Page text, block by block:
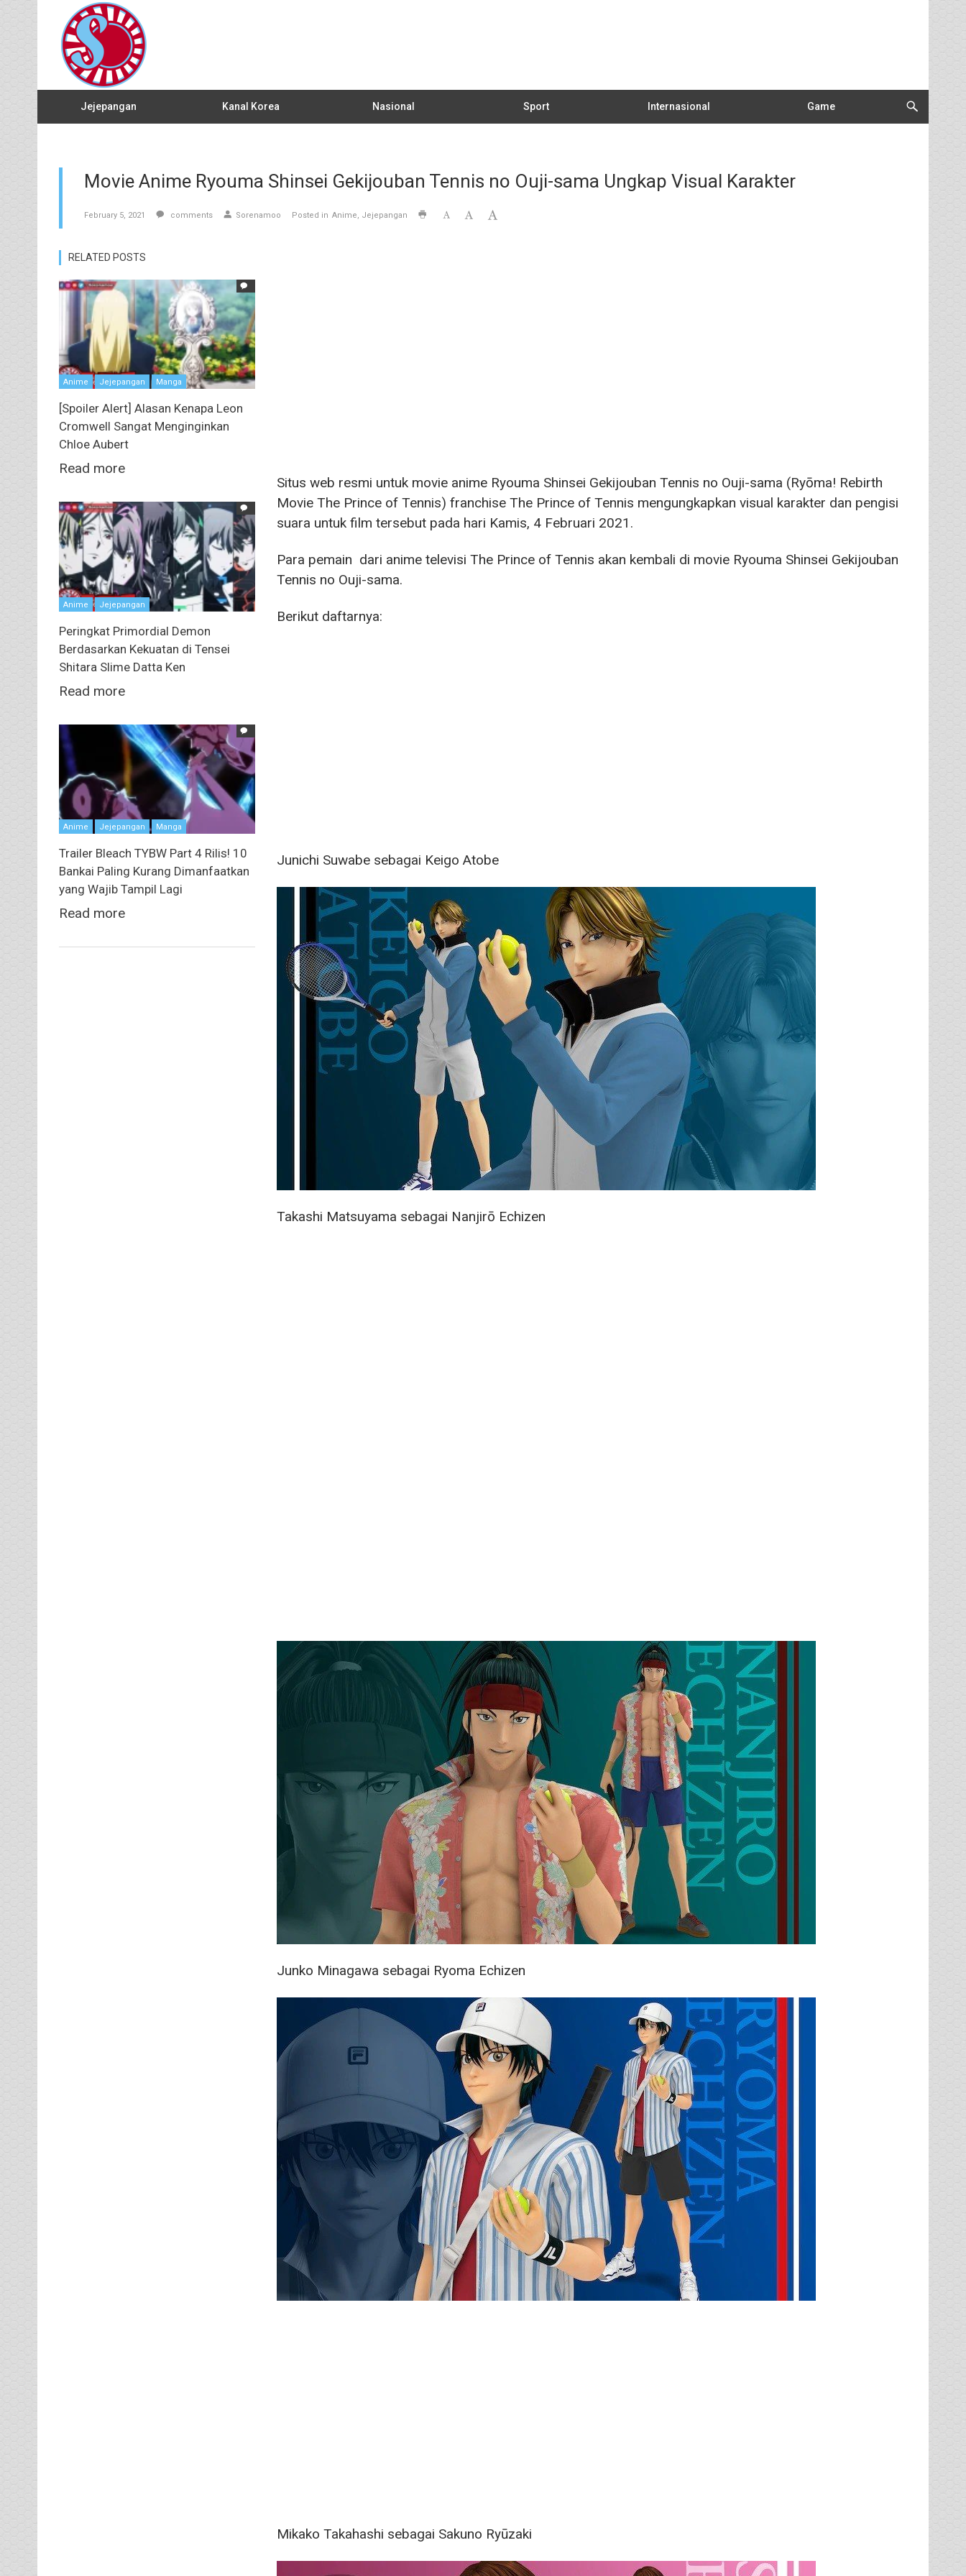
Jejepangan Kanal Korea Nasional Sport Internasional Game
Movie Anime Ryouma Shinsei Gekijouban Tennis no Ouji-sama Ungkap Visual Karakter
February 5, 2021 comments Sorenamoo Posted in Anime Jejepangan
Situs web resmi untuk movie anime Ryouma Shinsei Gekijouban Tennis no Ouji-sama (Ryōma! Rebirth
Movie The Prince of Tennis) franchise The Prince of Tennis mengungkapkan visual karakter dan pengisi
suara untuk film tersebut pada hari Kamis, 4 Februari 2021.
Para pemain dari anime televisi The Prince of Tennis akan kembali di movie Ryouma Shinsei Gekijouban
Tennis no Ouji-sama.
Berikut daftarnya:
Junichi Suwabe sebagai Keigo Atobe
Takashi Matsuyama sebagai Nanjirō Echizen
Junko Minagawa sebagai Ryoma Echizen
Mikako Takahashi sebagai Sakuno Ryūzaki
RELATED POSTS
Anime Jejepangan Manga
[Spoiler Alert] Alasan Kenapa Leon
Cromwell Sangat Menginginkan
Chloe Aubert
Read more
Anime Jejepangan
Peringkat Primordial Demon
Berdasarkan Kekuatan di Tensei
Shitara Slime Datta Ken
Read more
Anime Jejepangan Manga
Trailer Bleach TYBW Part 4 Rilis! 10
Bankai Paling Kurang Dimanfaatkan
yang Wajib Tampil Lagi
Read more